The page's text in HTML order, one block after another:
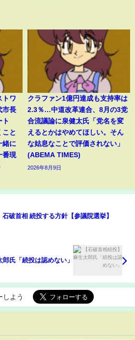
トワ
市長
ト
こと
緒に
番現
クラファン1億円達成も支持率は
2.3％…中道改革連合、8月の3党
合流議論に泉健太氏「党名を変
えるとかはやめてほしい。そん
な姑息なことで評価されない」
(ABEMA TIMES)
2026年8月9日
石破首相 続投する方針【参議院選挙】
郎氏「続投は認めない」
しよう